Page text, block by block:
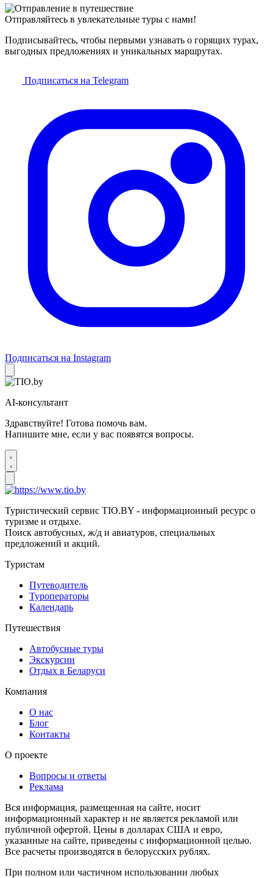
Отправляйтесь в увлекательные туры с нами!
Подписывайтесь, чтобы первыми узнавать о горящих турах,
выгодных предложениях и уникальных маршрутах.
Подписаться на Telegram
Подписаться на Instagram
AI-консультант
Здравствуйте! Готова помочь вам.
Напишите мне, если у вас появятся вопросы.
Туристический сервис TIO.BY - информационный ресурс о
туризме и отдыхе.
Поиск автобусных, ж/д и авиатуров, специальных
предложений и акций.
Туристам
Путеводитель
Туроператоры
Календарь
Путешествия
Автобусные туры
Экскурсии
Отдых в Беларуси
Компания
О нас
Блог
Контакты
О проекте
Вопросы и ответы
Реклама
Вся информация, размещенная на сайте, носит
информационный характер и не является рекламой или
публичной офертой. Цены в долларах США и евро,
указанные на сайте, приведены с информационной целью.
Все расчеты производятся в белорусских рублях.
При полном или частичном использовании любых